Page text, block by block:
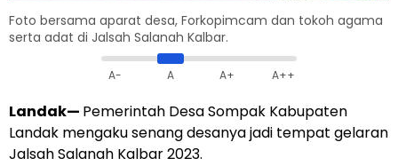
Foto bersama aparat desa, Forkopimcam dan tokoh agama
serta adat di Jalsah Salanah Kalbar.
A- A A+ A++
Landak— Pemerintah Desa Sompak Kabupaten
Landak mengaku senang desanya jadi tempat gelaran
Jalsah Salanah Kalbar 2023.